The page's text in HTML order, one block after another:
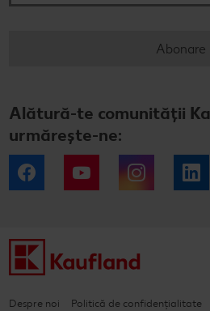
Abonare
Alătură-te comunității
urmărește-ne:
Facebook YouTube Instagram
Despre noi Politică de confidențialitate